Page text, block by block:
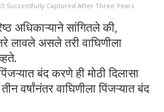
Successfully Captured After Three Years
अधिकाऱ्याने सांगितले की,
लावले असले तरी वाघिणीला
बंद करणे ही मोठी दिलासा
वर्षांनंतर वाघिणीला पिंजऱ्यात बंद